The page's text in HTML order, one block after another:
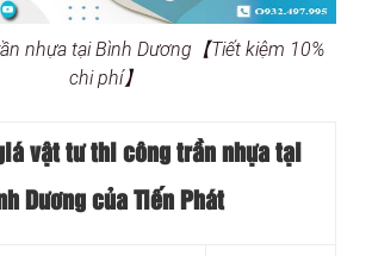
nhựa tại Bình Dương【Tiết kiệm 10%
chi phí】
vật tư thi công trần nhựa tại
Dương của Tiến Phát